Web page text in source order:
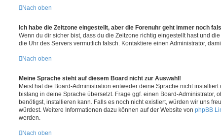
Nach oben
Ich habe die Zeitzone eingestellt, aber die Forenuhr geht immer noch
Wenn du dir sicher bist, dass du die Zeitzone richtig eingestellt hast und
die Uhr des Servers vermutlich falsch. Kontaktiere einen Administrator,
Nach oben
Meine Sprache steht auf diesem Board nicht zur Auswahl!
Meist hat die Board-Administration entweder deine Sprache nicht
bislang in deine Sprache übersetzt. Frage ggf. einen Board-Administrator,
benötigst, installieren kann. Falls es noch nicht existiert, würden wir uns
würdest. Weitere Informationen dazu können auf der Website von phpBB
werden.
Nach oben